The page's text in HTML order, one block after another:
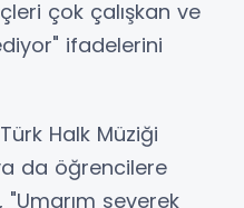
çok çalışkan ve
ifadelerini
Halk Müziği
da öğrencilere
"Umarım severek